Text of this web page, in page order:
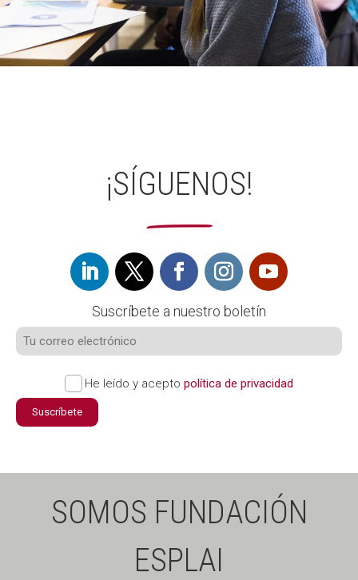
¡SÍGUENOS!
Suscríbete a nuestro boletín
He leído y acepto política de privacidad
Suscríbete
SOMOS FUNDACIÓN
ESPLAI